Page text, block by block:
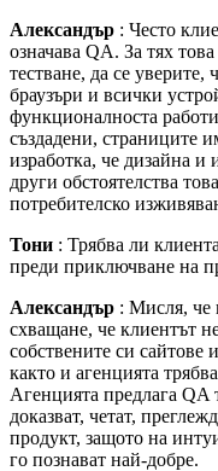
Александър : Често
означава QA. За тях
тестване, да се уверите,
браузъри и всички
функционалноста
създадени, страниците
изработка, че дизайна и
други обстоятелства
потребителско
Тони : Трябва ли
преди приключване на
Александър : Мисля, че
схващане, че клиентът
собствените си сайтове
както и агенцията
Агенцията предлага QA
доказват, четат,
продукт, защото на
го познават най-добре.